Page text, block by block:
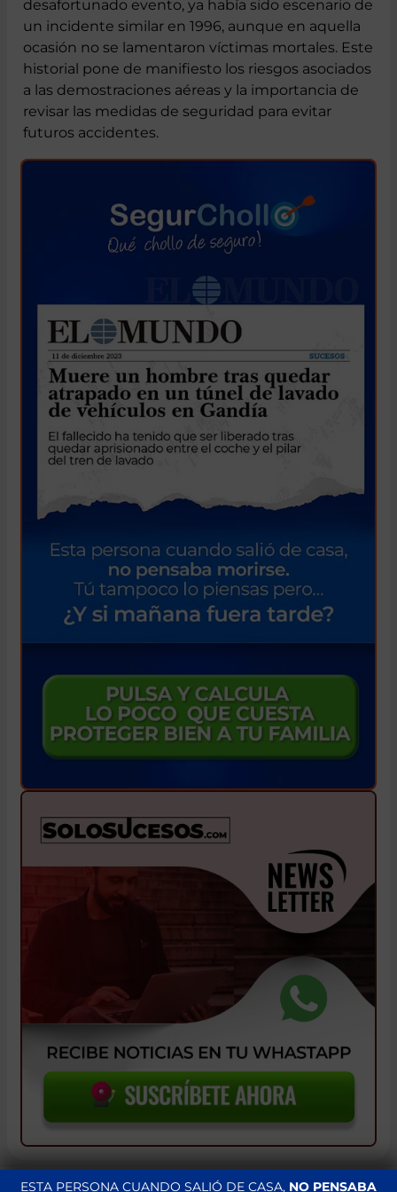
Aérea
La base aérea de Beja, donde tuvo lugar el
desafortunado evento, ya había sido escenario de
un incidente similar en 1996, aunque en aquella
ocasión no se lamentaron víctimas mortales. Este
historial pone de manifiesto los riesgos asociados
revisar las medidas de seguridad para evitar
futuros accidentes.
ESTA PERSONA CUANDO SALIÓ DE CASA, NO PENSABA